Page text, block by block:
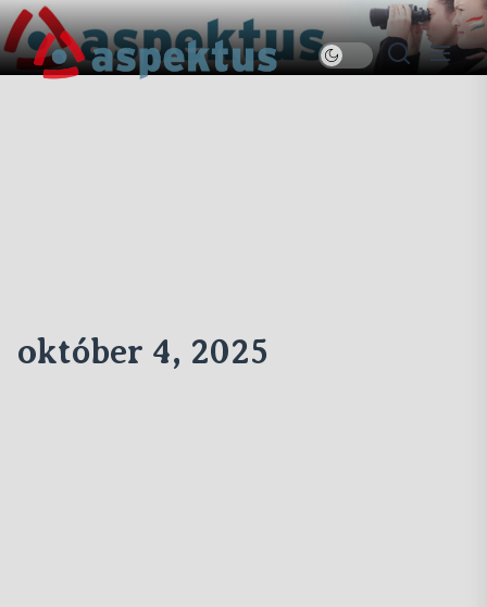
Skip
to
the
Új
Aspektus
október 4, 2025